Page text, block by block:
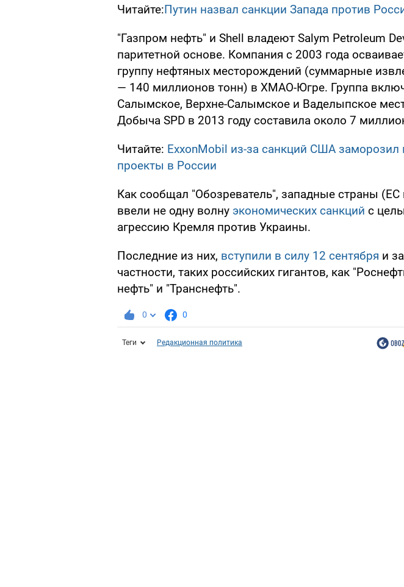
Читайте:Путин назвал санкции Запада против
"Газпром нефть" и Shell владеют Salym Petroleum
паритетной основе. Компания с 2003 года
группу нефтяных месторождений (суммарные
— 140 миллионов тонн) в ХМАО-Югре. Группа
Салымское, Верхне-Салымское и Ваделыпское
Добыча SPD в 2013 году составила около 7
Читайте: ExxonMobil из-за санкций США заморозил
проекты в России
Как сообщал "Обозреватель", западные страны
ввели не одну волну экономических санкций с
агрессию Кремля против Украины.
Последние из них, вступили в силу 12 сентября и
частности, таких российских гигантов, как
нефть" и "Транснефть".
0 0
Теги Редакционная политика